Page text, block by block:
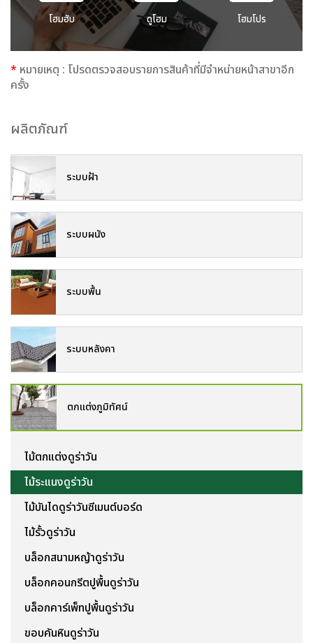
โฮมฮับ ดูโฮม โฮมโปร
* หมายเหตุ : โปรดตรวจสอบรายการสินค้าที่มีจำหน่ายหน้าสาขาอีก
ครั้ง
ผลิตภัณฑ์
ระบบฝ้า
ระบบผนัง
ระบบพื้น
ระบบหลังคา
ตกแต่งภูมิทัศน์
ไม้ตกแต่งดูร่าวัน
ไม้ระแนงดูร่าวัน
ไม้บันไดดูร่าวันซีเมนต์บอร์ด
ไม้รั้วดูร่าวัน
บล็อกสนามหญ้าดูร่าวัน
บล็อกคอนกรีตปูพื้นดูร่าวัน
บล็อกคาร์เพ็ทปูพื้นดูร่าวัน
ขอบคันหินดูร่าวัน